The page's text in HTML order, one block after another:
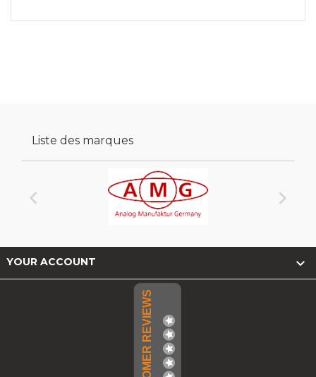
Liste des marques
 
YOUR ACCOUNT 
CUSTOMER REVIEWS